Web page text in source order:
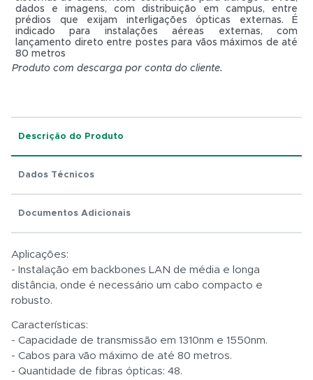
R$ 0,01
dados e imagens, com distribuição em campus, entre
prédios que exijam interligações ópticas externas. É
indicado para instalações aéreas externas, com
lançamento direto entre postes para vãos máximos de até
80 metros
Produto com descarga por conta do cliente.
Descrição do Produto
Dados Técnicos
Documentos Adicionais
Aplicações:
- Instalação em backbones LAN de média e longa
distância, onde é necessário um cabo compacto e
robusto.
Características:
- Capacidade de transmissão em 1310nm e 1550nm.
- Cabos para vão máximo de até 80 metros.
- Quantidade de fibras ópticas: 48.